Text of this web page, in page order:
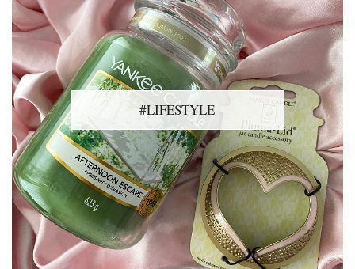
#LIFESTYLE